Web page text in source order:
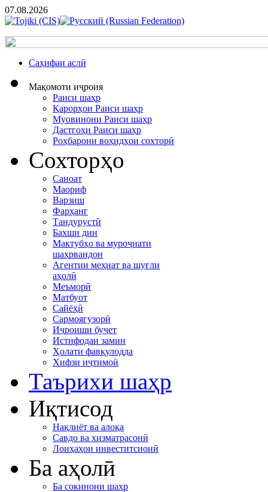
07.08.2026
Cаҳифаи аслӣ
Мақомоти иҷроия
Раиси шаҳр
Қарорҳои Раиси шаҳр
Муовинони Раиси шаҳр
Дастгоҳи Раиси шаҳр
Роҳбарони воҳидҳои сохторӣ
Сохторҳо
Саноат
Маориф
Варзиш
Фарҳанг
Тандурустӣ
Бахши дин
Мактубҳо ва муроҷиати
шаҳрвандон
Агентии меҳнат ва шуғли
аҳолӣ
Меъморӣ
Матбуот
Сайёҳӣ
Сармоягузорӣ
Иҷроиши буҷет
Истифодаи замин
Ҳолати фавқулодда
Хифзи иҷтимоӣ
Таърихи шаҳр
Иқтисод
Нақлиёт ва алоқа
Савдо ва хизматрасонӣ
Лоиҳаҳои инвеститсионӣ
Ба аҳолӣ
Ба сокинони шаҳр